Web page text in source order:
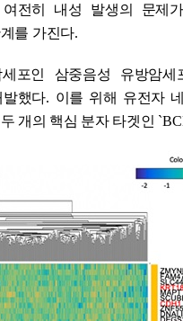
전히 내성 발생의 문제
를 가진다.
포인 삼중음성 유방암
했다. 이를 위해 유전자
개의 핵심 분자 타겟인 `